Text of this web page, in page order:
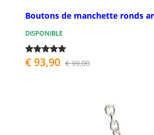
Boutons de manchette ronds
DISPONIBLE
€ 93,90 € 99,00